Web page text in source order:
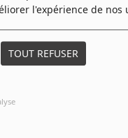
l'expérience de nos
TOUT REFUSER
Summer Really